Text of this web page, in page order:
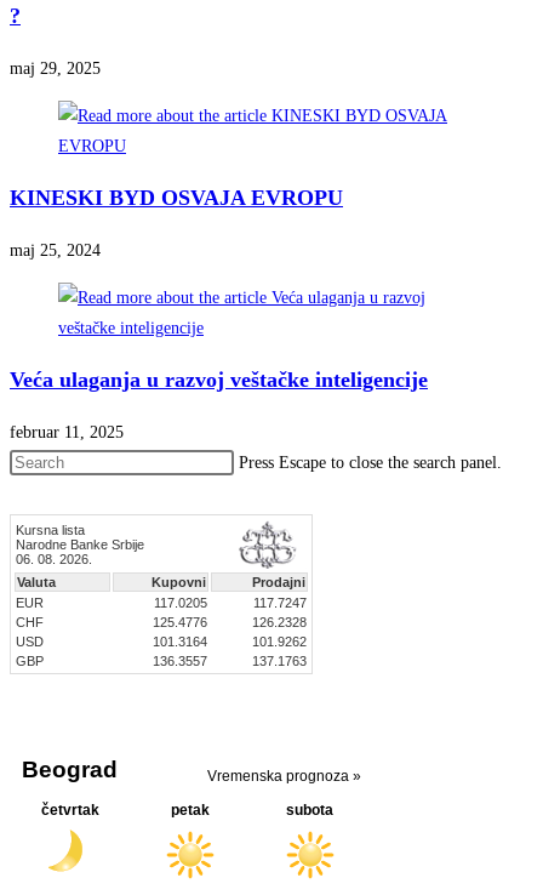
?
maj 29, 2025
KINESKI BYD OSVAJA EVROPU
maj 25, 2024
Veća ulaganja u razvoj veštačke inteligencije
februar 11, 2025
Press Escape to close the search panel.